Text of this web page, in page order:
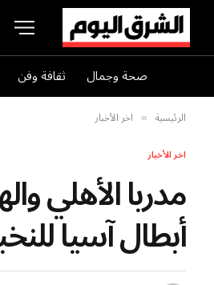
صحة وجمال ثقافة وفن
الرئيسية » اخر الأخبار
اخر الأخبار
مدربا الأهلي
أبطال آسيا